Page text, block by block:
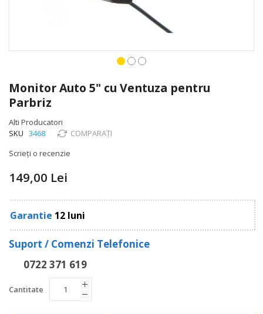
to
the
beginning
of
the
gallery
Monitor Auto 5" cu Ventuza pentru
Parbriz
Alti Producatori
SKU 3468
COMPARAȚI
Scrieți o recenzie
149,00 Lei
Garantie 12 luni
Suport / Comenzi Telefonice
0722 371 619
Cantitate